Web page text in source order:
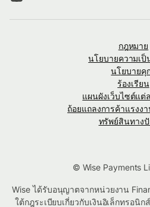
กฎหมาย
นโยบายความเ
นโยบายคุ
ร้องเรียน
แผนผังเว็บไซต์แต่
ถ้อยแถลงการค้าแรงง
ทรัพย์สินทาง
© Wise Payments
Wise ได้รับอนุญาตจากหน่วยงาน
ใต้กฎระเบียบเกี่ยวกับเงินอิเล็กทรอนิ